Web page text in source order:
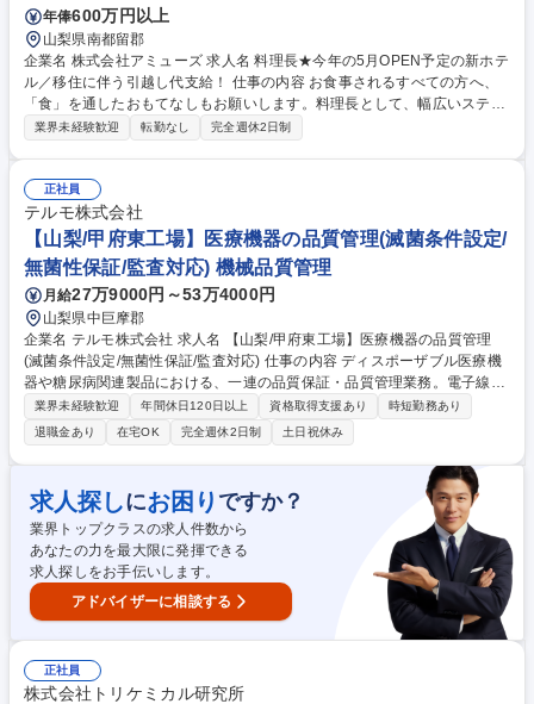
年俸600万円以上
山梨県南都留郡
企業名 株式会社アミューズ 求人名 料理長★今年の5月OPEN予定の新ホテ
ル／移住に伴う引越し代支給！ 仕事の内容 お食事されるすべての方へ、
「食」を通したおもてなしもお願いします。料理長として、幅広いステー
ジでご活躍いただける環境です。これまで培ってきたスキルや、アイデア
プやイベントメニューなどの考案 ◆調理全般（食材の切り出し／加熱／盛
り付け等） ◆食材管理／発注 ◆朝食／昼食／夕食の提供 ◆衛生管理／調
理器具や厨房内の清掃・メンテナンス 募集職種 料理長★今年の5月OPEN
予定の新ホテル／移住に伴う引越し代支給！
業界未経験歓迎 転勤なし 完全週休2日制
正社員
テルモ株式会社
【山梨/甲府東工場】医療機器の品質管理(滅菌条件設定/
無菌性保証/監査対応) 機械品質管理
月給27万9000円～53万4000円
山梨県中巨摩郡
企業名 テルモ株式会社 求人名 【山梨/甲府東工場】医療機器の品質管理
(滅菌条件設定/無菌性保証/監査対応) 仕事の内容 ディスポーザブル医療機
器や糖尿病関連製品における、一連の品質保証・品質管理業務。電子線や
ガス滅菌の条件設定、無菌性保証に関する微生物試験、試験方法の設定、
外部監査対応、委託先の管理などをお任。 【詳細】製品の無菌性保証に関
する業務(滅菌条件の設定、線量測定、微生物関連業務など)や、エチレン
オキサイド滅菌に付随する滅菌残留物測定、電子線滅菌業務に関連する放
射線取扱主任者業務に携わります。基本的にはチームで進捗や結果を確認
し、相互に協力しながら進める環境です。滅菌技術を究め、医療機器の安
全性と品質を支える重要な技術者として専門性を高められます。 募集職種
【山梨/甲府東工場】医療機器の品質管理(滅菌条件設定/無菌性保証/監査対
応)
業界未経験歓迎 年間休日120日以上 資格取得支援あり
時短勤務あり
退職金あり
在宅OK 完全週休2日制 土日祝休み
求人探しにお困り ですか？
業界トップクラスの求人件数から
あなたの力を最大限に発揮できる
求人探しをお手伝いします。
アドバイザーに相談する
正社員
株式会社トリケミカル研究所